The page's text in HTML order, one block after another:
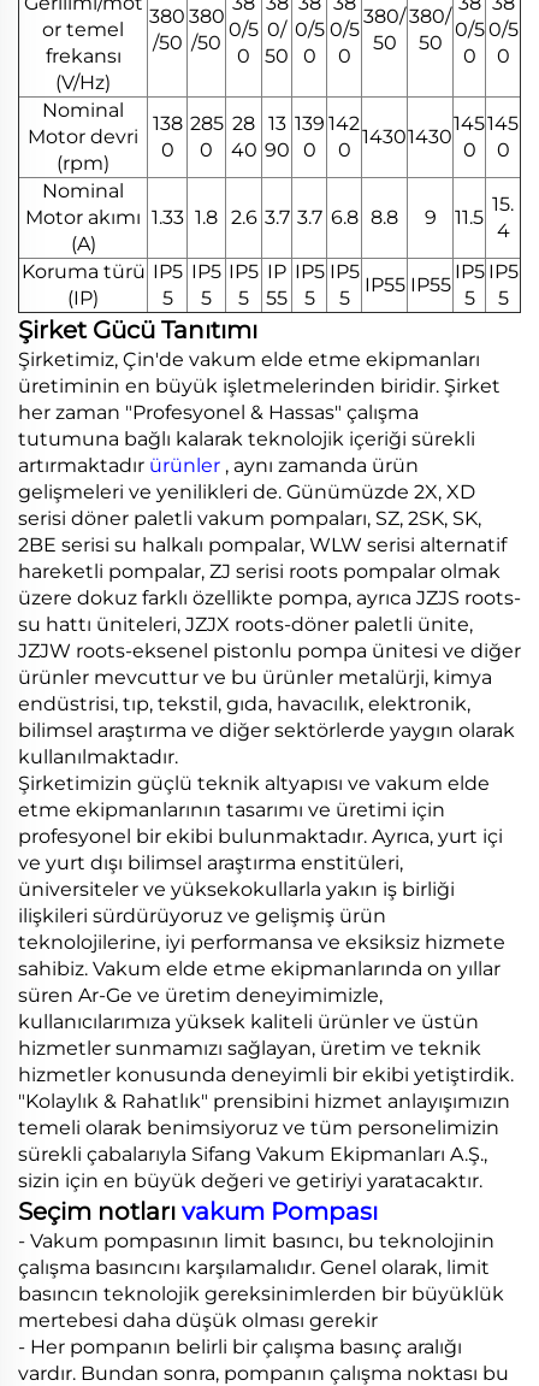
or temel
frekansı
(V/Hz)
380
/50
380
/50
0/5
0
0/
50
0/5
0
0/5
0
380/
50
380/
50
0/5
0
0/5
0
Nominal
Motor devri
(rpm)
138
0
285
0
28
40
13
90
139
0
142
0
14301430
145
0
145
0
Nominal
Motor akımı
(A)
1.33 1.8 2.6 3.7 3.7 6.8 8.8 9 11.5
15.
4
Koruma türü
(IP)
IP5
5
IP5
5
IP5
5
IP
55
IP5
5
IP5
5
IP55 IP55
IP5
5
IP5
5
Şirket Gücü Tanıtımı
Şirketimiz, Çin'de vakum elde etme ekipmanları
üretiminin en büyük işletmelerinden biridir. Şirket
her zaman "Profesyonel & Hassas" çalışma
tutumuna bağlı kalarak teknolojik içeriği sürekli
artırmaktadır ürünler , aynı zamanda ürün
gelişmeleri ve yenilikleri de. Günümüzde 2X, XD
serisi döner paletli vakum pompaları, SZ, 2SK, SK,
2BE serisi su halkalı pompalar, WLW serisi alternatif
hareketli pompalar, ZJ serisi roots pompalar olmak
üzere dokuz farklı özellikte pompa, ayrıca JZJS roots-
su hattı üniteleri, JZJX roots-döner paletli ünite,
JZJW roots-eksenel pistonlu pompa ünitesi ve diğer
ürünler mevcuttur ve bu ürünler metalürji, kimya
endüstrisi, tıp, tekstil, gıda, havacılık, elektronik,
bilimsel araştırma ve diğer sektörlerde yaygın olarak
kullanılmaktadır.
Şirketimizin güçlü teknik altyapısı ve vakum elde
etme ekipmanlarının tasarımı ve üretimi için
profesyonel bir ekibi bulunmaktadır. Ayrıca, yurt içi
ve yurt dışı bilimsel araştırma enstitüleri,
üniversiteler ve yüksekokullarla yakın iş birliği
ilişkileri sürdürüyoruz ve gelişmiş ürün
teknolojilerine, iyi performansa ve eksiksiz hizmete
sahibiz. Vakum elde etme ekipmanlarında on yıllar
süren Ar-Ge ve üretim deneyimimizle,
kullanıcılarımıza yüksek kaliteli ürünler ve üstün
hizmetler sunmamızı sağlayan, üretim ve teknik
hizmetler konusunda deneyimli bir ekibi yetiştirdik.
"Kolaylık & Rahatlık" prensibini hizmet anlayışımızın
temeli olarak benimsiyoruz ve tüm personelimizin
sürekli çabalarıyla Sifang Vakum Ekipmanları A.Ş.,
sizin için en büyük değeri ve getiriyi yaratacaktır.
Seçim notları vakum Pompası
- Vakum pompasının limit basıncı, bu teknolojinin
çalışma basıncını karşılamalıdır. Genel olarak, limit
basıncın teknolojik gereksinimlerden bir büyüklük
mertebesi daha düşük olması gerekir
- Her pompanın belirli bir çalışma basınç aralığı
vardır. Bundan sonra, pompanın çalışma noktası bu